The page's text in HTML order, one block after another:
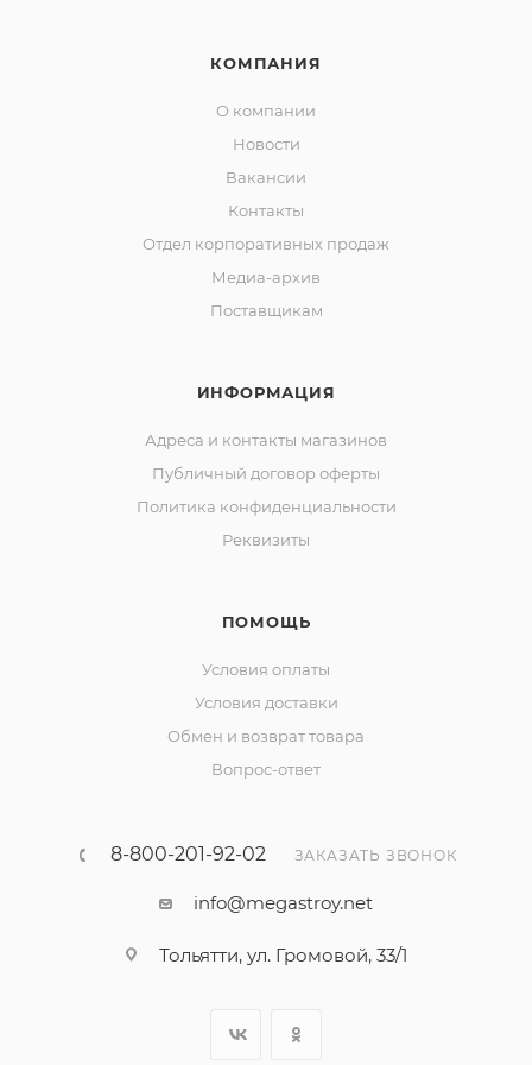
КОМПАНИЯ
О компании
Новости
Вакансии
Контакты
Отдел корпоративных продаж
Медиа-архив
Поставщикам
ИНФОРМАЦИЯ
Адреса и контакты магазинов
Публичный договор оферты
Политика конфиденциальности
Реквизиты
ПОМОЩЬ
Условия оплаты
Условия доставки
Обмен и возврат товара
Вопрос-ответ
8-800-201-92-02 ЗАКАЗАТЬ ЗВОНОК
info@megastroy.net
Тольятти, ул. Громовой, 33/1